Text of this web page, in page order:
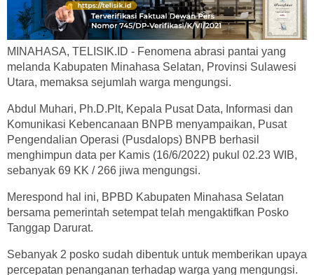
MINAHASA, TELISIK.ID - Fenomena abrasi pantai yang
melanda Kabupaten Minahasa Selatan, Provinsi Sulawesi
Utara, memaksa sejumlah warga mengungsi.
Abdul Muhari, Ph.D.Plt, Kepala Pusat Data, Informasi dan
Komunikasi Kebencanaan BNPB menyampaikan, Pusat
Pengendalian Operasi (Pusdalops) BNPB berhasil
menghimpun data per Kamis (16/6/2022) pukul 02.23 WIB,
sebanyak 69 KK / 266 jiwa mengungsi.
Merespond hal ini, BPBD Kabupaten Minahasa Selatan
bersama pemerintah setempat telah mengaktifkan Posko
Tanggap Darurat.
Sebanyak 2 posko sudah dibentuk untuk memberikan upaya
percepatan penanganan terhadap warga yang mengungsi.